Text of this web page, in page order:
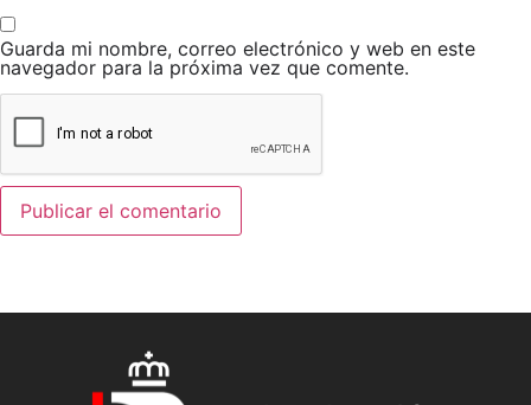
Guarda mi nombre, correo electrónico y web en este
navegador para la próxima vez que comente.